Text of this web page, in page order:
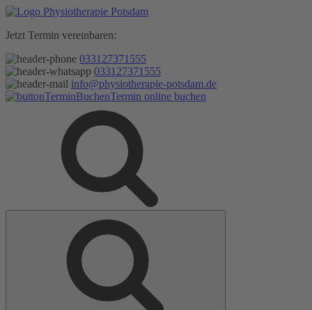
Zum
springen
Jetzt Termin vereinbaren:
033127371555
033127371555
info@physiotherapie-potsdam.de
Termin online buchen